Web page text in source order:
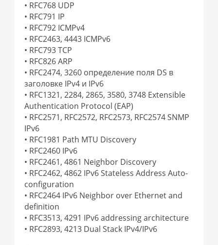
• RFC768 UDP
• RFC791 IP
• RFC792 ICMPv4
• RFC2463, 4443 ICMPv6
• RFC793 TCP
• RFC826 ARP
• RFC2474, 3260 определение поля DS в
заголовке IPv4 и IPv6
• RFC1321, 2284, 2865, 3580, 3748 Extensible
Authentication Protocol (EAP)
• RFC2571, RFC2572, RFC2573, RFC2574 SNMP
IPv6
• RFC1981 Path MTU Discovery
• RFC2460 IPv6
• RFC2461, 4861 Neighbor Discovery
• RFC2462, 4862 IPv6 Stateless Address Auto-
configuration
• RFC2464 IPv6 Neighbor over Ethernet and
definition
• RFC3513, 4291 IPv6 addressing architecture
• RFC2893, 4213 Dual Stack IPv4/IPv6